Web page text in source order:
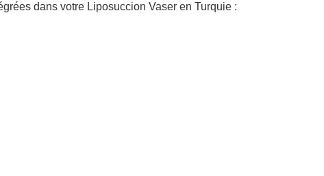
dans votre Liposuccion Vaser en Turquie :